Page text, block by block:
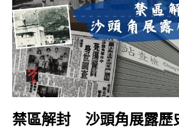
禁區解封 沙頭角展露歷